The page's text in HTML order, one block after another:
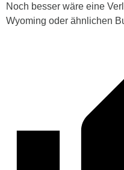
Noch besser wäre eine
Wyoming oder ähnlichen